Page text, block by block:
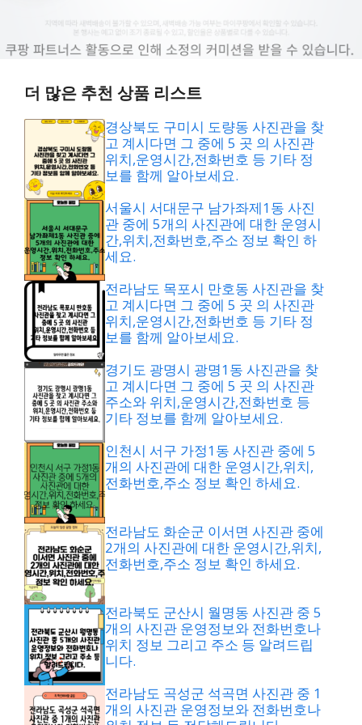
더 많은 추천 상품 리스트
경상북도 구미시 도량동 사진관을 찾
고 계시다면 그 중에 5 곳 의 사진관
위치,운영시간,전화번호 등 기타 정
보를 함께 알아보세요.
서울시 서대문구 남가좌제1동 사진
관 중에 5개의 사진관에 대한 운영시
간,위치,전화번호,주소 정보 확인 하
세요.
전라남도 목포시 만호동 사진관을 찾
고 계시다면 그 중에 5 곳 의 사진관
위치,운영시간,전화번호 등 기타 정
보를 함께 알아보세요.
경기도 광명시 광명1동 사진관을 찾
고 계시다면 그 중에 5 곳 의 사진관
주소와 위치,운영시간,전화번호 등
기타 정보를 함께 알아보세요.
인천시 서구 가정1동 사진관 중에 5
개의 사진관에 대한 운영시간,위치,
전화번호,주소 정보 확인 하세요.
전라남도 화순군 이서면 사진관 중에
2개의 사진관에 대한 운영시간,위치,
전화번호,주소 정보 확인 하세요.
전라북도 군산시 월명동 사진관 중 5
개의 사진관 운영정보와 전화번호나
위치 정보 그리고 주소 등 알려드립
니다.
전라남도 곡성군 석곡면 사진관 중 1
개의 사진관 운영정보와 전화번호나